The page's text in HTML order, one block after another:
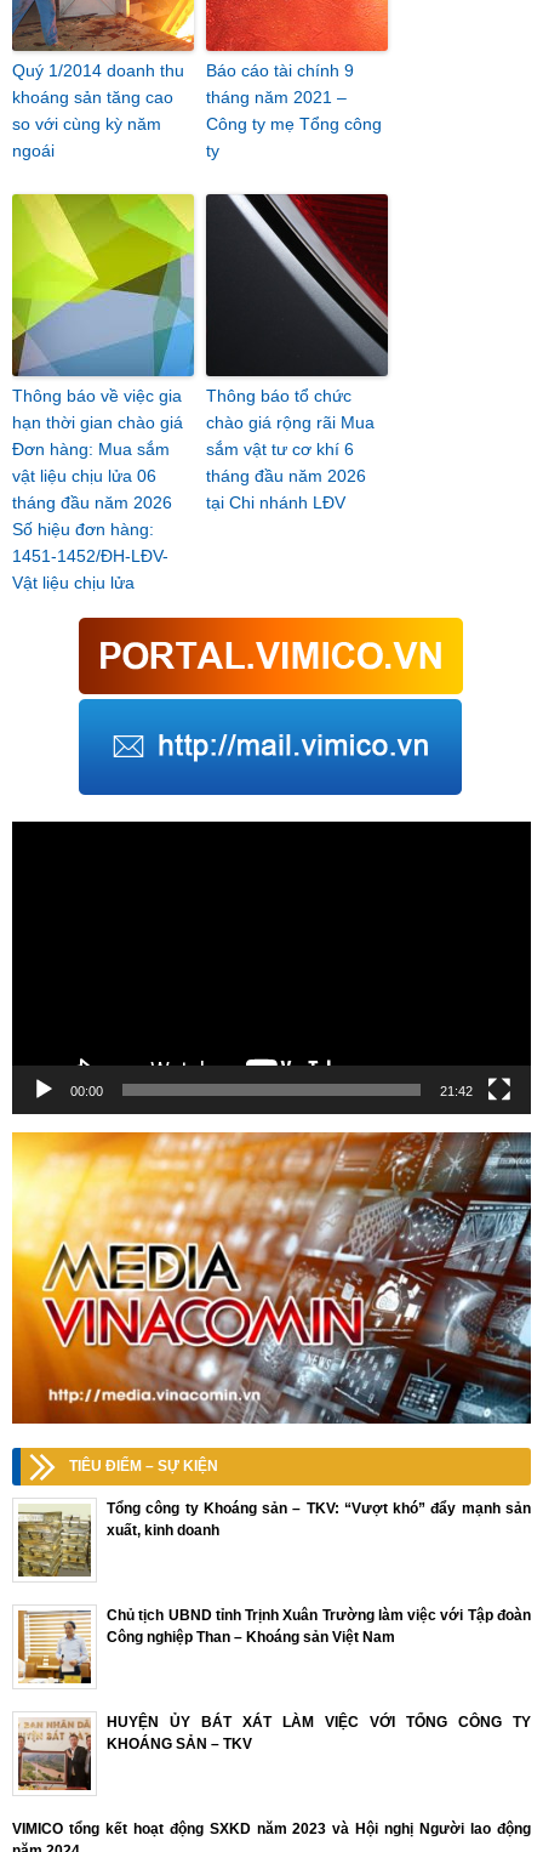
Quý 1/2014 doanh thu
khoáng sản tăng cao
so với cùng kỳ năm
ngoái
Báo cáo tài chính 9
tháng năm 2021 –
Công ty mẹ Tổng công
ty
Thông báo về việc gia
hạn thời gian chào giá
Đơn hàng: Mua sắm
vật liệu chịu lửa 06
tháng đầu năm 2026
Số hiệu đơn hàng:
1451-1452/ĐH-LĐV-
Vật liệu chịu lửa
Thông báo tổ chức
chào giá rộng rãi Mua
sắm vật tư cơ khí 6
tháng đầu năm 2026
tại Chi nhánh LĐV
00:00 21:42
TIÊU ĐIỂM – SỰ KIỆN
Tổng công ty Khoáng sản – TKV: “Vượt khó” đẩy mạnh sản
xuất, kinh doanh
Chủ tịch UBND tỉnh Trịnh Xuân Trường làm việc với Tập đoàn
Công nghiệp Than – Khoáng sản Việt Nam
HUYỆN ỦY BÁT XÁT LÀM VIỆC VỚI TỔNG CÔNG TY
KHOÁNG SẢN – TKV
VIMICO tổng kết hoạt động SXKD năm 2023 và Hội nghị Người lao động